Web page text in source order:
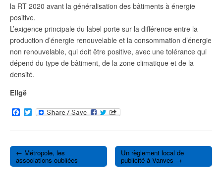
la RT 2020 avant la généralisation des bâtiments à énergie
positive.
L’exigence principale du label porte sur la différence entre la
production d’énergie renouvelable et la consommation d’énergie
non renouvelable, qui doit être positive, avec une tolérance qui
dépend du type de bâtiment, de la zone climatique et de la
densité.
Ellgë
F
a
c
b
o
o
k
T
w
i
t
e
r
Post navigation
← Métropole, les
associations oubliées
Un règlement local de
publicité à Vanves →